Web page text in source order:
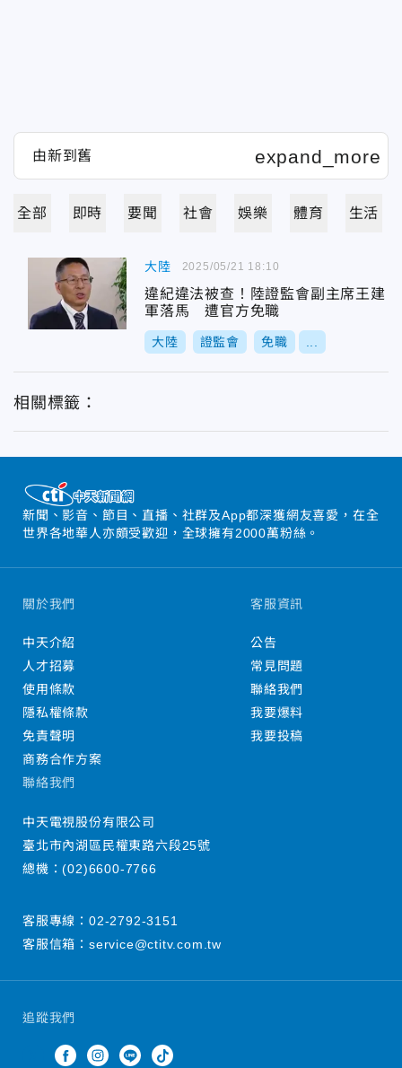
全部 即時 要聞 社會 娛樂 體育 生活
大陸
違紀違法被查！陸證監會副主席王建
軍落馬 遭官方免職
大陸 證監會 免職
2025/05/21 18:10
相關標籤：
新聞、影音、節目、直播、社群及App都深獲網友喜愛，在全
世界各地華人亦頗受歡迎，全球擁有2000萬粉絲。
追蹤我們
關於我們
中天介紹
人才招募
使用條款
隱私權條款
免責聲明
商務合作方案
客服資訊
公告
常見問題
聯絡我們
我要爆料
我要投稿
聯絡我們
中天電視股份有限公司
臺北市內湖區民權東路六段25號
總機：(02)6600-7766
客服專線： 02-2792-3151
客服信箱： service@ctitv.com.tw